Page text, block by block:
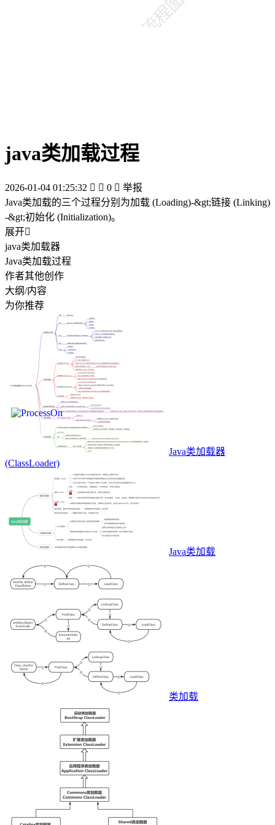
java类加载过程
2026-01-04 01:25:32   0  举报
Java类加载的三个过程分别为加载 (Loading)-&gt;链接 (Linking)
-&gt;初始化 (Initialization)。
展开
java类加载器
Java类加载过程
作者其他创作
大纲/内容
为你推荐
Java类加载器
(ClassLoader)
Java类加载
类加载